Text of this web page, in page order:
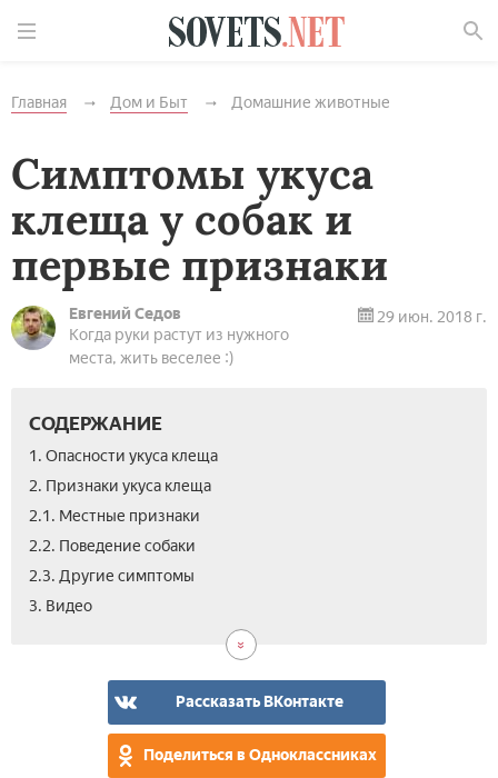
Главная Дом и Быт Домашние животные
Симптомы укуса
клеща у собак и
первые признаки
Евгений Седов
Когда руки растут из нужного
места, жить веселее :)
29 июн. 2018 г.
СОДЕРЖАНИЕ
1. Опасности укуса клеща
2. Признаки укуса клеща
2.1. Местные признаки
2.2. Поведение собаки
2.3. Другие симптомы
3. Видео
Рассказать ВКонтакте
Поделиться в Одноклассниках